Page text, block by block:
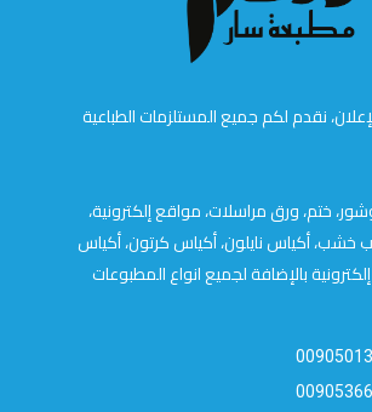
نقدم لكم جميع المستلزمات الطباعية
ختم، ورق مراسلات، مواقع إلكترونية،
خشب، أكياس نايلون، أكياس كرتون، أكياس
بالإضافة لجميع انواع المطبوعات